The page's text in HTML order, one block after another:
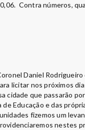
Contra números,
Daniel
licitar nos próximos
cidade que passarão
de Educação e das
fizemos um
nestes